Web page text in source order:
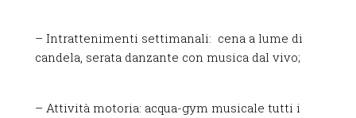
– Intrattenimenti settimanali: cena a lume di
candela, serata danzante con musica dal vivo;
– Attività motoria: acqua-gym musicale tutti i